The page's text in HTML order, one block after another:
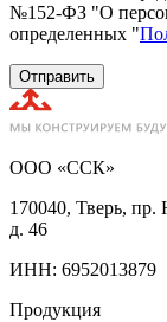
№152-ФЗ "О
определенных "
Отправить
ООО «ССК»
170040, Тверь, пр.
д. 46
ИНН: 6952013879
Продукция